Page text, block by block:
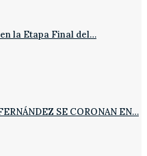
la Etapa Final del…
SE CORONAN EN…